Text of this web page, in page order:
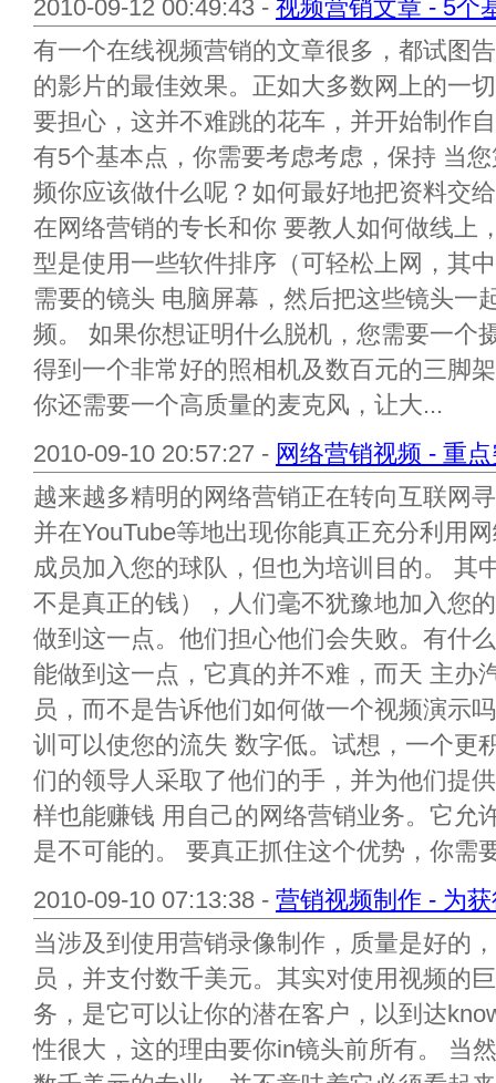
2010-09-12 00:49:43 - 视频营销文章 - 5个
有一个在线视频营销的文章很多，都试图
的影片的最佳效果。正如大多数网上的一
要担心，这并不难跳的花车，并开始制作
有5个基本点，你需要考虑考虑，保持 当
频你应该做什么呢？如何最好地把资料交
在网络营销的专长和你 要教人如何做线上
型是使用一些软件排序（可轻松上网，其
需要的镜头 电脑屏幕，然后把这些镜头一
频。 如果你想证明什么脱机，您需要一个
得到一个非常好的照相机及数百元的三脚
你还需要一个高质量的麦克风，让大...
2010-09-10 20:57:27 - 网络营销视频 - 重
越来越多精明的网络营销正在转向互联网
并在YouTube等地出现你能真正充分利用
成员加入您的球队，但也为培训目的。 其
不是真正的钱），人们毫不犹豫地加入您
做到这一点。他们担心他们会失败。有什
能做到这一点，它真的并不难，而天 主办
员，而不是告诉他们如何做一个视频演示
训可以使您的流失 数字低。试想，一个更
们的领导人采取了他们的手，并为他们提
样也能赚钱 用自己的网络营销业务。它允
是不可能的。 要真正抓住这个优势，你需
2010-09-10 07:13:38 - 营销视频制作 - 为
当涉及到使用营销录像制作，质量是好的
员，并支付数千美元。其实对使用视频的
务，是它可以让你的潜在客户，以到达
性很大，这的理由要你in镜头前所有。 当